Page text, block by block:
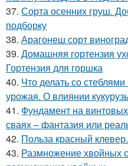
37. Сорта осенних груш.
подборку
38. Арагонеш сорт
39. Домашняя гортензия
Гортензия для горшка
40. Что делать со
урожая. О влиянии
41. Фундамент на
сваях – фантазия или
42. Польза красный
43. Размножение хвойных